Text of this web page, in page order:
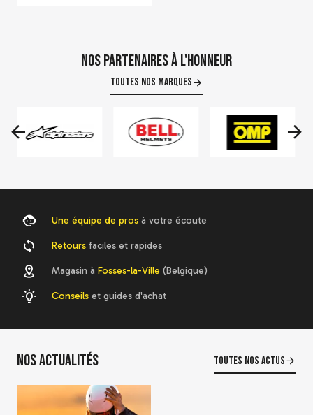
634,40 €507,52 €
-20 %
cuir
90,75 €72,60 €
Nos partenaires à l'honneur
Toutes nos marques
Une équipe de pros à votre écoute
Retours faciles et rapides
Magasin à Fosses-la-Ville (Belgique)
Conseils et guides d'achat
Nos actualités Toutes nos actus